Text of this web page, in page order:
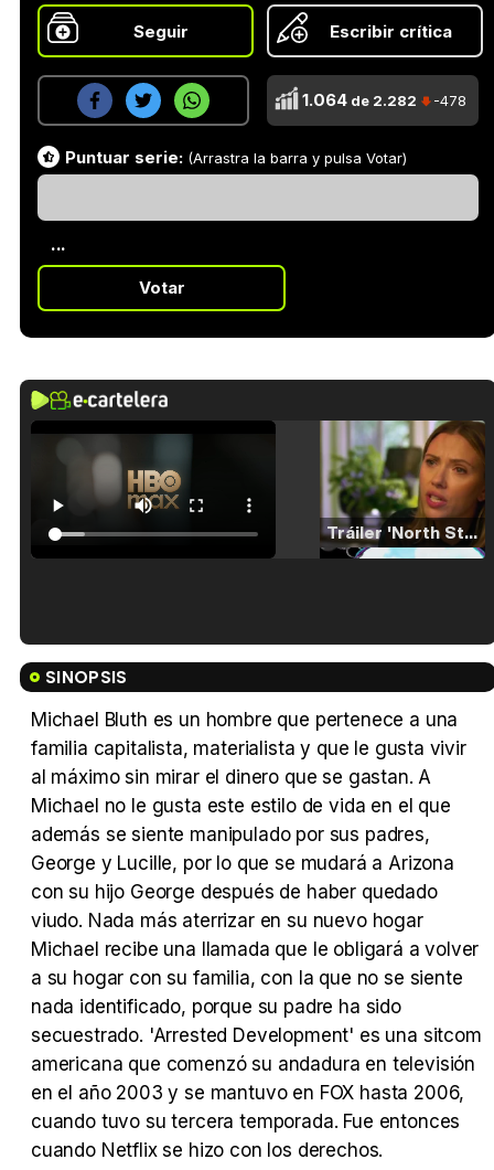
Seguir Escribir crítica
1.064de 2.282 -478
Puntuar serie: (Arrastra la barra y pulsa Votar)
...
Votar
Tráiler 'North Star' (2023)
Tráiler en español de 'La isla olvidada'
Tráiler en español 'Outcome' (2026)
SINOPSIS
Michael Bluth es un hombre que pertenece a una
familia capitalista, materialista y que le gusta vivir
al máximo sin mirar el dinero que se gastan. A
Michael no le gusta este estilo de vida en el que
además se siente manipulado por sus padres,
George y Lucille, por lo que se mudará a Arizona
con su hijo George después de haber quedado
viudo. Nada más aterrizar en su nuevo hogar
Michael recibe una llamada que le obligará a volver
a su hogar con su familia, con la que no se siente
nada identificado, porque su padre ha sido
secuestrado. 'Arrested Development' es una sitcom
americana que comenzó su andadura en televisión
en el año 2003 y se mantuvo en FOX hasta 2006,
cuando tuvo su tercera temporada. Fue entonces
cuando Netflix se hizo con los derechos.